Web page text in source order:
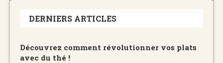
DERNIERS ARTICLES
Découvrez comment révolutionner vos plats
avec du thé !